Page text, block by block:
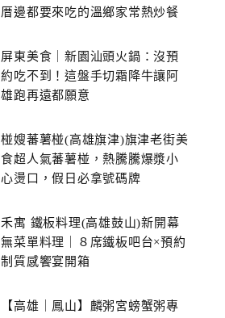
厝邊都要來吃的溫鄉家常熱炒餐
屏東美食｜新園汕頭火鍋：沒預
約吃不到！這盤手切霜降牛讓阿
雄跑再遠都願意
椪嫂蕃薯椪(高雄旗津)旗津老街美
食超人氣蕃薯椪，熱騰騰爆漿小
心燙口，假日必拿號碼牌
禾寓 鐵板料理(高雄鼓山)新開幕
無菜單料理｜８席鐵板吧台×預約
制質感饗宴開箱
【高雄｜鳳山】麟粥宮螃蟹粥專